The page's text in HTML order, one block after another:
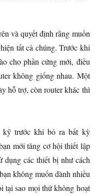
và quyết định rằng muốn
tất cả chúng. Trước khi
cho phần cứng mới, điều
không giống nhau. Một
hỗ trợ, còn router khác thì
trước khi bỏ ra bất kỳ
mới tăng cơ hội thiết lập
dụng các thiết bị như cách
không muốn dành nhiều
tại sao mọi thứ không hoạt